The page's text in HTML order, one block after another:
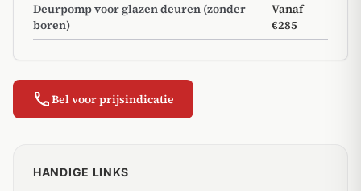
Deurpomp voor glazen deuren (zonder
boren)
Vanaf
€285
callBel voor prijsindicatie
HANDIGE LINKS